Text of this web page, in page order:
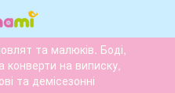
та малюків. Боді,
конверти на виписку,
та демісезонні